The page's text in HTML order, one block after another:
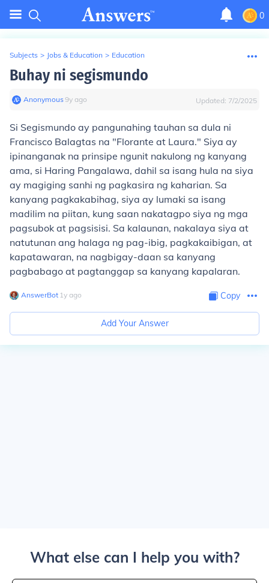
0
Subjects > Jobs & Education > Education
Buhay ni segismundo
Anonymous∙9y ago Updated: 7/2/2025
Si Segismundo ay pangunahing tauhan sa dula ni
Francisco Balagtas na "Florante at Laura." Siya ay
ipinanganak na prinsipe ngunit nakulong ng kanyang
ama, si Haring Pangalawa, dahil sa isang hula na siya
ay magiging sanhi ng pagkasira ng kaharian. Sa
kanyang pagkakabihag, siya ay lumaki sa isang
madilim na piitan, kung saan nakatagpo siya ng mga
pagsubok at pagsisisi. Sa kalaunan, nakalaya siya at
natutunan ang halaga ng pag-ibig, pagkakaibigan, at
kapatawaran, na nagbigay-daan sa kanyang
pagbabago at pagtanggap sa kanyang kapalaran.
AnswerBot∙ 1y ago Copy
Add Your Answer
What else can I help you with?